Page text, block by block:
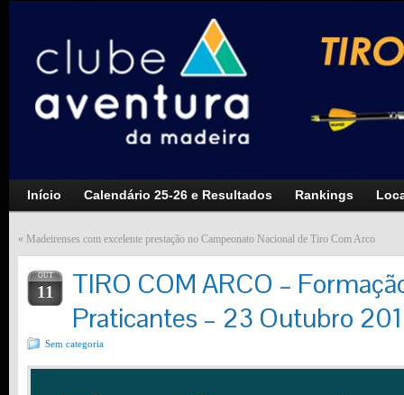
Início Calendário 25-26 e Resultados Rankings
« Madeirenses com excelente prestação no Campeonato Nacional de Tiro Com Arco
OUT
11
TIRO COM ARCO –
Praticantes – 23 Outubro
Sem categoria